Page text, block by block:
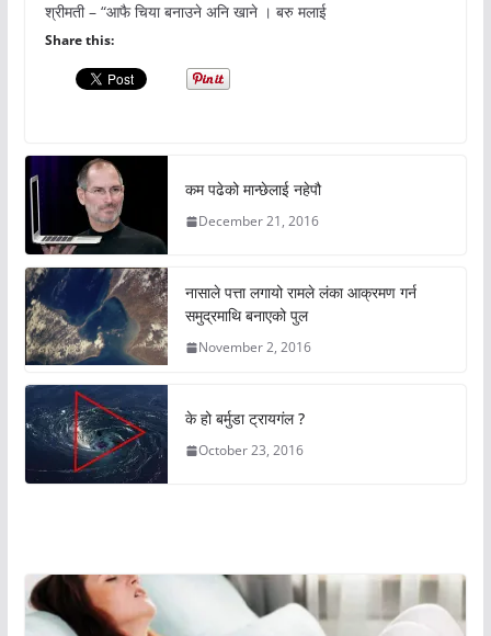
श्रीमती – “आफै चिया बनाउने अनि खाने । बरु मलाई
Share this:
कम पढेको मान्छेलाई नहेपौ
December 21, 2016
नासाले पत्ता लगायो रामले लंका आक्रमण गर्न
समुद्रमाथि बनाएको पुल
November 2, 2016
के हो बर्मुडा ट्रायगंल ?
October 23, 2016